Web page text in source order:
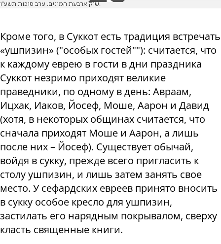
שוק ארבעת המינים. ערב סוכות תשע"ו.
Кроме того, в Суккот есть традиция встречать
«ушпизин» ("особых гостей""): считается, что
к каждому еврею в гости в дни праздника
Суккот незримо приходят великие
праведники, по одному в день: Авраам,
Ицхак, Иаков, Йосеф, Моше, Аарон и Давид
(хотя, в некоторых общинах считается, что
сначала приходят Моше и Аарон, а лишь
после них – Йосеф). Существует обычай,
войдя в сукку, прежде всего пригласить к
столу ушпизин, и лишь затем занять свое
место. У сефардских евреев принято вносить
в сукку особое кресло для ушпизин,
застилать его нарядным покрывалом, сверху
класть священные книги.